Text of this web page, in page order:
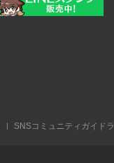
SNSコミュニティガイド